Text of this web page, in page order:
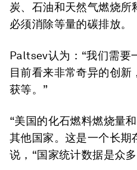
炭、石油和天然气燃烧所
必须消除等量的碳排放。
Paltsev认为：“我们需要
目前看来非常奇异的创
获等。”
“美国的化石燃料燃烧量
其他国家。这是一个长
说，“国家统计数据是众